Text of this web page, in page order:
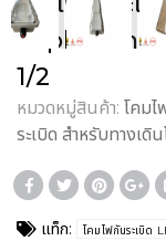
Explosion
1/2
หมวดหมู่สินค้า: โคม
ระเบิด สำหรับทางเดิ
แท็ก: โคมไฟกันระเบิด